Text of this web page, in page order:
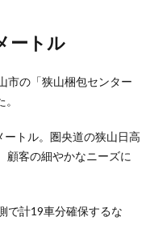
ートル
市の「狭山梱包センター
トル。圏央道の狭山日高
顧客の細やかなニーズに
で計19車分確保するな